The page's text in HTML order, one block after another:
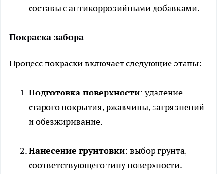
составы с антикоррозийными добавками.
Покраска забора
Процесс покраски включает следующие этапы:
Подготовка поверхности: удаление
старого покрытия, ржавчины, загрязнений
и обезжиривание.
Нанесение грунтовки: выбор грунта,
соответствующего типу поверхности.